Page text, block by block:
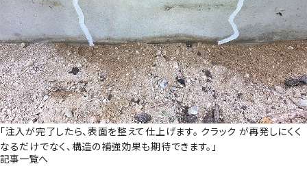
「注入が完了したら、表面を整えて仕上げます。 クラック が再発しにくく
なるだけでなく、構造の補強効果も期待できます。」
記事一覧へ